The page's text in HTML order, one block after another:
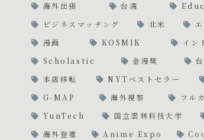
海外出張
台湾
ビジネスマッチング
北米
漫画
KOSMIK
イン
Scholastic
金漫獎
本店移転
NYTベストセラー
G-MAP
海外視察
フル
YunTech
国立雲林科技大学
海外登壇
Anime Expo